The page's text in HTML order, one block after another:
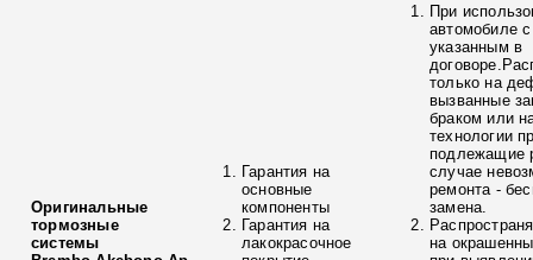
Оригинальные
тормозные
системы
Гарантия на
основные
компоненты
Гарантия на
лакокрасочное
При
автомобиле
указанным в
только на
вызванные
браком или
технологии
подлежащие
случае
ремонта -
замена.
на